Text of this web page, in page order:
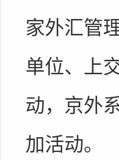
家外汇管
单位、上
动，京外
加活动。